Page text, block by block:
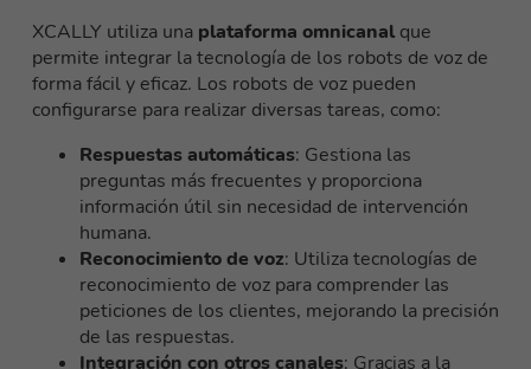
XCALLY utiliza una plataforma omnicanal que
permite integrar la tecnología de los robots de voz de
forma fácil y eficaz. Los robots de voz pueden
configurarse para realizar diversas tareas, como:
Respuestas automáticas: Gestiona las
preguntas más frecuentes y proporciona
información útil sin necesidad de intervención
humana.
Reconocimiento de voz: Utiliza tecnologías de
reconocimiento de voz para comprender las
peticiones de los clientes, mejorando la precisión
de las respuestas.
Integración con otros canales: Gracias a la